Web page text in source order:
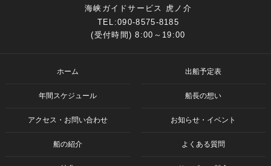
海峡ガイドサービス 虎ノ介
TEL:090-8575-8185
(受付時間) 8:00～19:00
ホーム 出船予定表
年間スケジュール 船長の想い
アクセス・お問い合わせ お知らせ・イベント
船の紹介 よくある質問